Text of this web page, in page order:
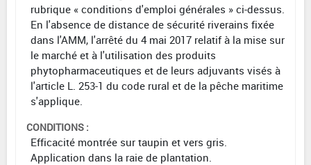
rubrique « conditions d'emploi générales » ci-dessus.
En l'absence de distance de sécurité riverains fixée
dans l'AMM, l'arrêté du 4 mai 2017 relatif à la mise sur
le marché et à l'utilisation des produits
phytopharmaceutiques et de leurs adjuvants visés à
l'article L. 253-1 du code rural et de la pêche maritime
s'applique.
CONDITIONS :
Efficacité montrée sur taupin et vers gris.
Application dans la raie de plantation.